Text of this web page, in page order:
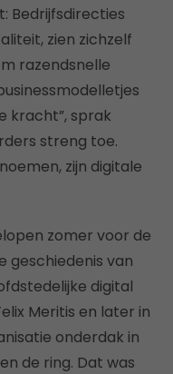
Bedrijfsdirecties
zien zichzelf
razendsnelle
kracht”, sprak
streng toe.
zijn digitale
zomer voor de
geschiedenis van
digital
Meritis en later in
onderdak in
de ring. Dat was